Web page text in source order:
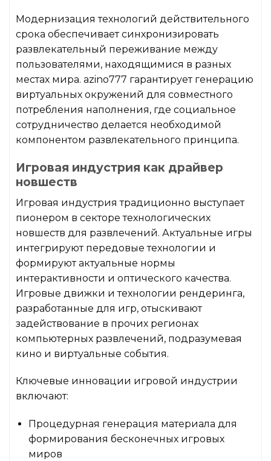
Модернизация технологий действительного
срока обеспечивает синхронизировать
развлекательный переживание между
пользователями, находящимися в разных
местах мира. azino777 гарантирует генерацию
виртуальных окружений для совместного
потребления наполнения, где социальное
сотрудничество делается необходимой
компонентом развлекательного принципа.
Игровая индустрия как драйвер
новшеств
Игровая индустрия традиционно выступает
пионером в секторе технологических
новшеств для развлечений. Актуальные игры
интегрируют передовые технологии и
формируют актуальные нормы
интерактивности и оптического качества.
Игровые движки и технологии рендеринга,
разработанные для игр, отыскивают
задействование в прочих регионах
компьютерных развлечений, подразумевая
кино и виртуальные события.
Ключевые инновации игровой индустрии
включают:
Процедурная генерация материала для
формирования бесконечных игровых
миров